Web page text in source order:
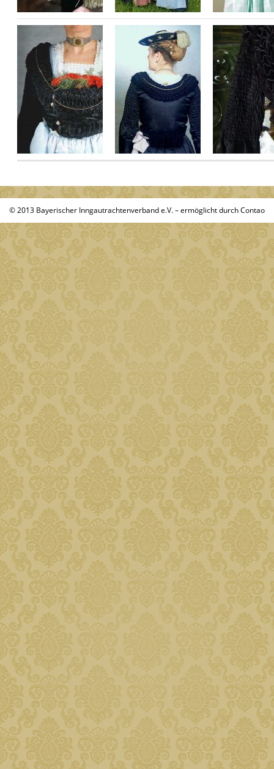
© 2013 Bayerischer Inngautrachtenverband e.V.– ermöglicht durchContao